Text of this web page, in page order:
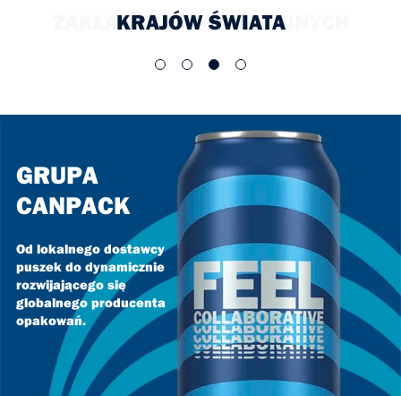
KRAJÓW ŚWIATA
GRUPA
CANPACK
Od lokalnego dostawcy
puszek do dynamicznie
rozwijającego się
globalnego producenta
opakowań.